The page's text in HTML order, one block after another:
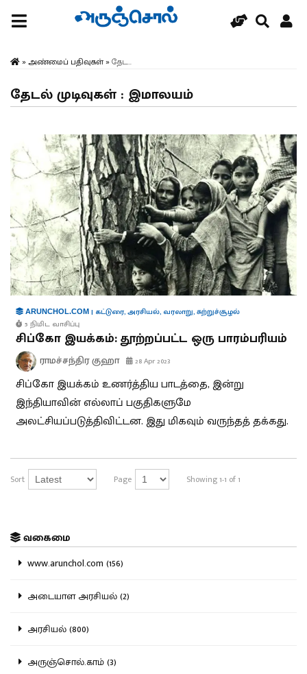
» அண்மைப் பதிவுகள்» தேட...
தேடல் முடிவுகள் : இமாலயம்
ARUNCHOL.COM | கட்டுரை,அரசியல், வரலாறு,சுற்றுச்சூழல்
5 நிமிட வாசிப்பு
சிப்கோ இயக்கம்: தூற்றப்பட்ட ஒரு பாரம்பரியம்
ராமச்சந்திர குஹா 28 Apr 2023
சிப்கோ இயக்கம் உணர்த்திய பாடத்தை, இன்று
இந்தியாவின் எல்லாப் பகுதிகளுமே
அலட்சியப்படுத்திவிட்டன. இது மிகவும் வருந்தத் தக்கது.
Sort Page Showing 1-1 of 1
வகைமை
www.arunchol.com (156)
அடையாள அரசியல் (2)
அரசியல் (800)
அருஞ்சொல்.காம் (3)